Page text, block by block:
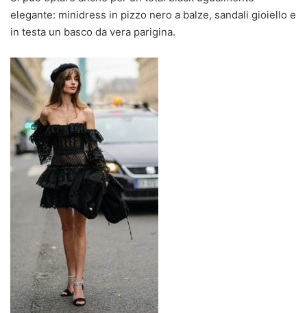
elegante: minidress in pizzo nero a balze, sandali gioiello e
in testa un basco da vera parigina.